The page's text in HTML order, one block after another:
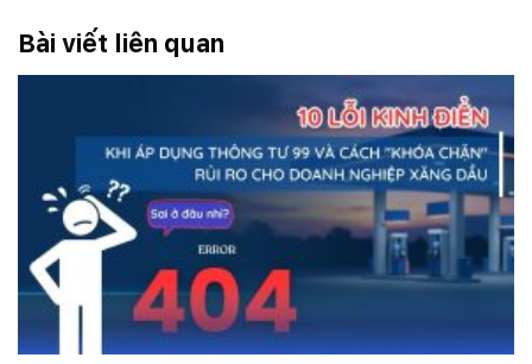
Bài viết liên quan